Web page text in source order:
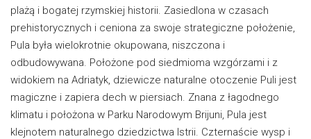
plażą i bogatej rzymskiej historii. Zasiedlona w czasach
prehistorycznych i ceniona za swoje strategiczne położenie,
Pula była wielokrotnie okupowana, niszczona i
odbudowywana. Położone pod siedmioma wzgórzami i z
widokiem na Adriatyk, dziewicze naturalne otoczenie Puli jest
magiczne i zapiera dech w piersiach. Znana z łagodnego
klimatu i położona w Parku Narodowym Brijuni, Pula jest
klejnotem naturalnego dziedzictwa Istrii. Czternaście wysp i